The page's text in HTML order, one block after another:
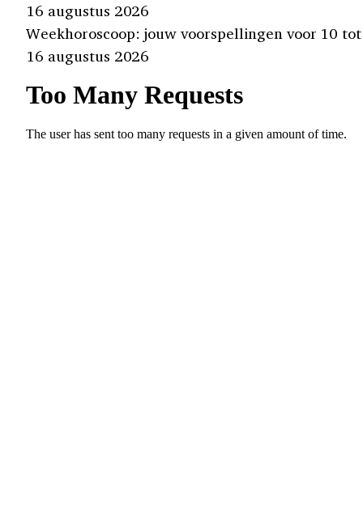
16 augustus 2026
Weekhoroscoop: jouw voorspellingen voor 10 tot
16 augustus 2026